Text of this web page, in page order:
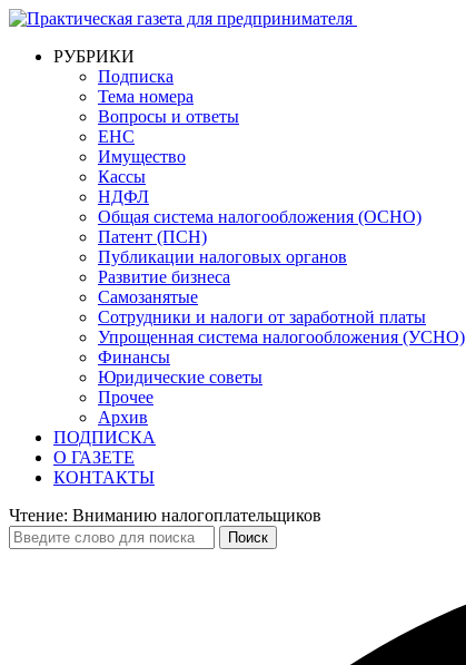
РУБРИКИ
Подписка
Тема номера
Вопросы и ответы
ЕНС
Имущество
Кассы
НДФЛ
Общая система налогообложения (ОСНО)
Патент (ПСН)
Публикации налоговых органов
Развитие бизнеса
Самозанятые
Сотрудники и налоги от заработной платы
Упрощенная система налогообложения (УСНО)
Финансы
Юридические советы
Прочее
Архив
ПОДПИСКА
О ГАЗЕТЕ
КОНТАКТЫ
Чтение: Вниманию налогоплательщиков